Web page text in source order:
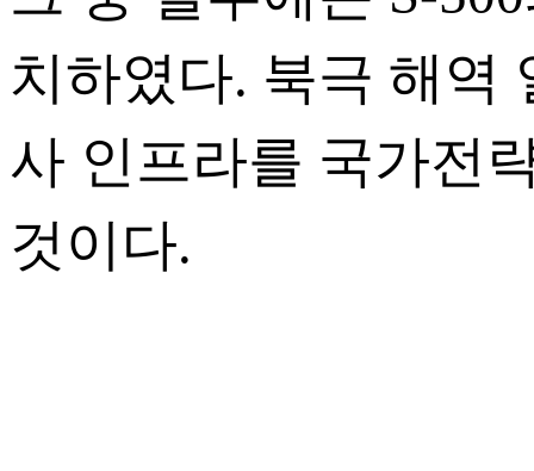
치하였다. 북극 해역
사 인프라를 국가전
것이다.